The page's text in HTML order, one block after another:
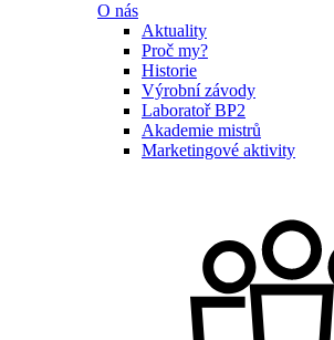
O nás
Aktuality
Proč my?
Historie
Výrobní závody
Laboratoř BP2
Akademie mistrů
Marketingové aktivity